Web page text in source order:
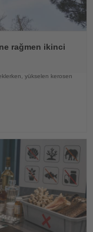
rağmen ikinci
yükselen kerosen